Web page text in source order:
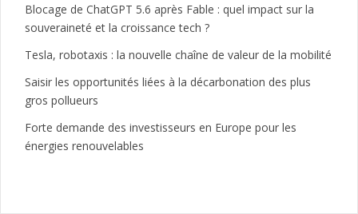
Blocage de ChatGPT 5.6 après Fable : quel impact sur la
souveraineté et la croissance tech ?
Tesla, robotaxis : la nouvelle chaîne de valeur de la mobilité
Saisir les opportunités liées à la décarbonation des plus
gros pollueurs
Forte demande des investisseurs en Europe pour les
énergies renouvelables